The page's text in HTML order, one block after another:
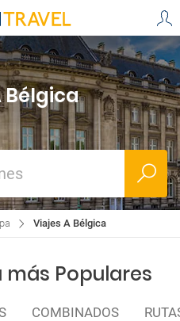
Bélgica
Viajes A Bélgica
más Populares
COMBINADOS